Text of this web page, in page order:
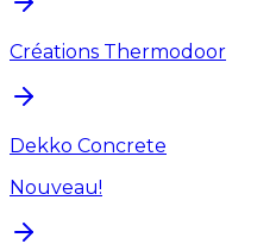
Créations Thermodoor
Dekko Concrete
Nouveau!